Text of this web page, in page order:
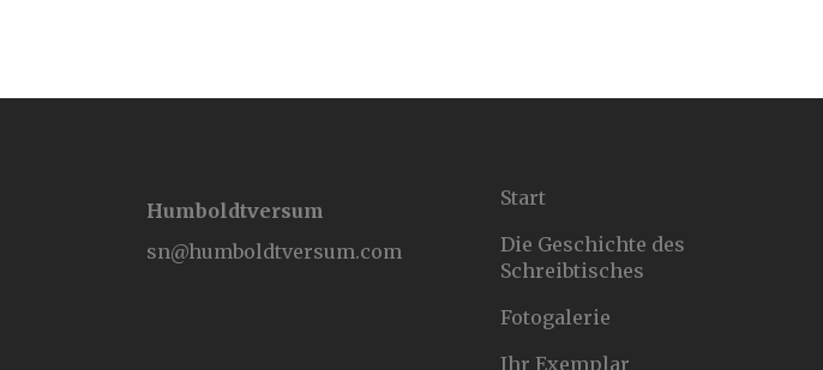
Humboldtversum
sn@humboldtversum.com
Start
Die Geschichte des
Schreibtisches
Fotogalerie
Ihr Exemplar